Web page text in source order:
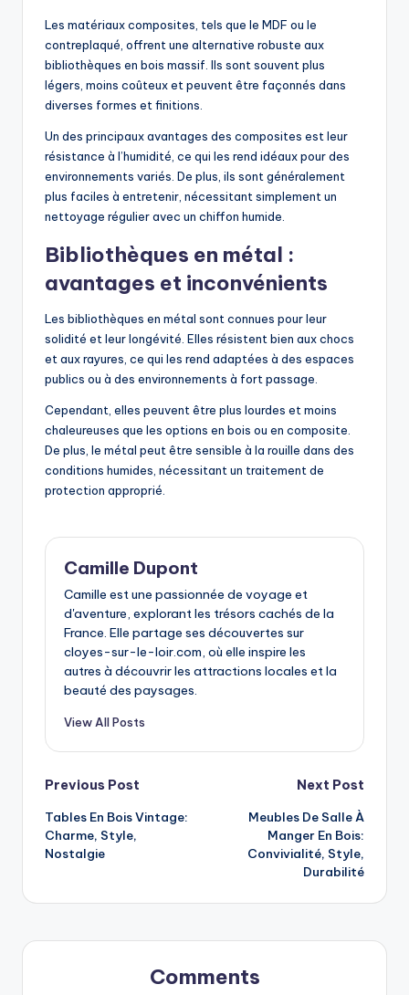
Les matériaux composites, tels que le MDF ou le
contreplaqué, offrent une alternative robuste aux
bibliothèques en bois massif. Ils sont souvent plus
légers, moins coûteux et peuvent être façonnés dans
diverses formes et finitions.
Un des principaux avantages des composites est leur
résistance à l’humidité, ce qui les rend idéaux pour des
environnements variés. De plus, ils sont généralement
plus faciles à entretenir, nécessitant simplement un
nettoyage régulier avec un chiffon humide.
Bibliothèques en métal :
avantages et inconvénients
Les bibliothèques en métal sont connues pour leur
solidité et leur longévité. Elles résistent bien aux chocs
et aux rayures, ce qui les rend adaptées à des espaces
publics ou à des environnements à fort passage.
Cependant, elles peuvent être plus lourdes et moins
chaleureuses que les options en bois ou en composite.
De plus, le métal peut être sensible à la rouille dans des
conditions humides, nécessitant un traitement de
protection approprié.
Camille Dupont
Camille est une passionnée de voyage et
d'aventure, explorant les trésors cachés de la
France. Elle partage ses découvertes sur
cloyes-sur-le-loir.com, où elle inspire les
autres à découvrir les attractions locales et la
beauté des paysages.
View All Posts
Post
navigation
Previous Post
Tables En Bois Vintage:
Charme, Style,
Nostalgie
Next Post
Meubles De Salle À
Manger En Bois:
Convivialité, Style,
Durabilité
Comments